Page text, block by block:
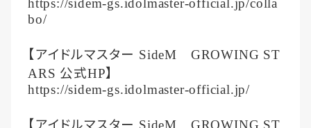
https://sidem-gs.idolmaster-official.jp/colla
bo/
【アイドルマスター SideM
GROWING ST
ARS 公式HP】
https://sidem-gs.idolmaster-official.jp/
SideM
GROWING ST